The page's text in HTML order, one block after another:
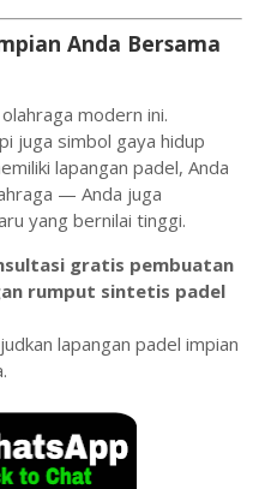
Anda Bersama
modern ini.
juga simbol gaya hidup
lapangan padel, Anda
— Anda juga
yang bernilai tinggi.
gratis pembuatan
rumput sintetis padel
lapangan padel impian